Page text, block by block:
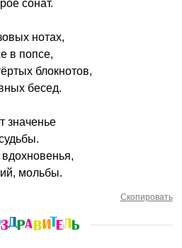
сонат.
нотах,
в попсе,
блокнотов,
бесед.
значенье
мольбы.
Скопировать